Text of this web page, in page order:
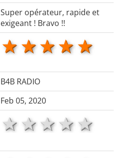
Super opérateur, rapide et
exigeant ! Bravo !!
4
3 stars
2 stars
1 star
B4B RADIO
Feb 05, 2020
4
3 stars
2 stars
1 star